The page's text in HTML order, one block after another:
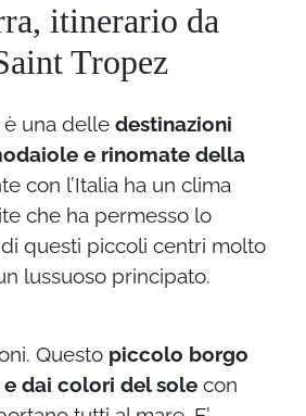
itinerario da
Tropez
è una delle destinazioni
e rinomate della
con l’Italia ha un clima
che ha permesso lo
questi piccoli centri molto
lussuoso principato.
Questo piccolo borgo
dai colori del sole con